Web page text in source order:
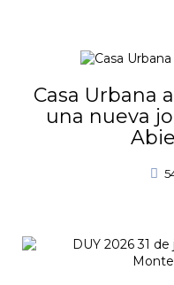
Casa Urbana
una nueva